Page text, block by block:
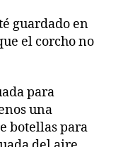
guardado en
el corcho no
para
una
botellas para